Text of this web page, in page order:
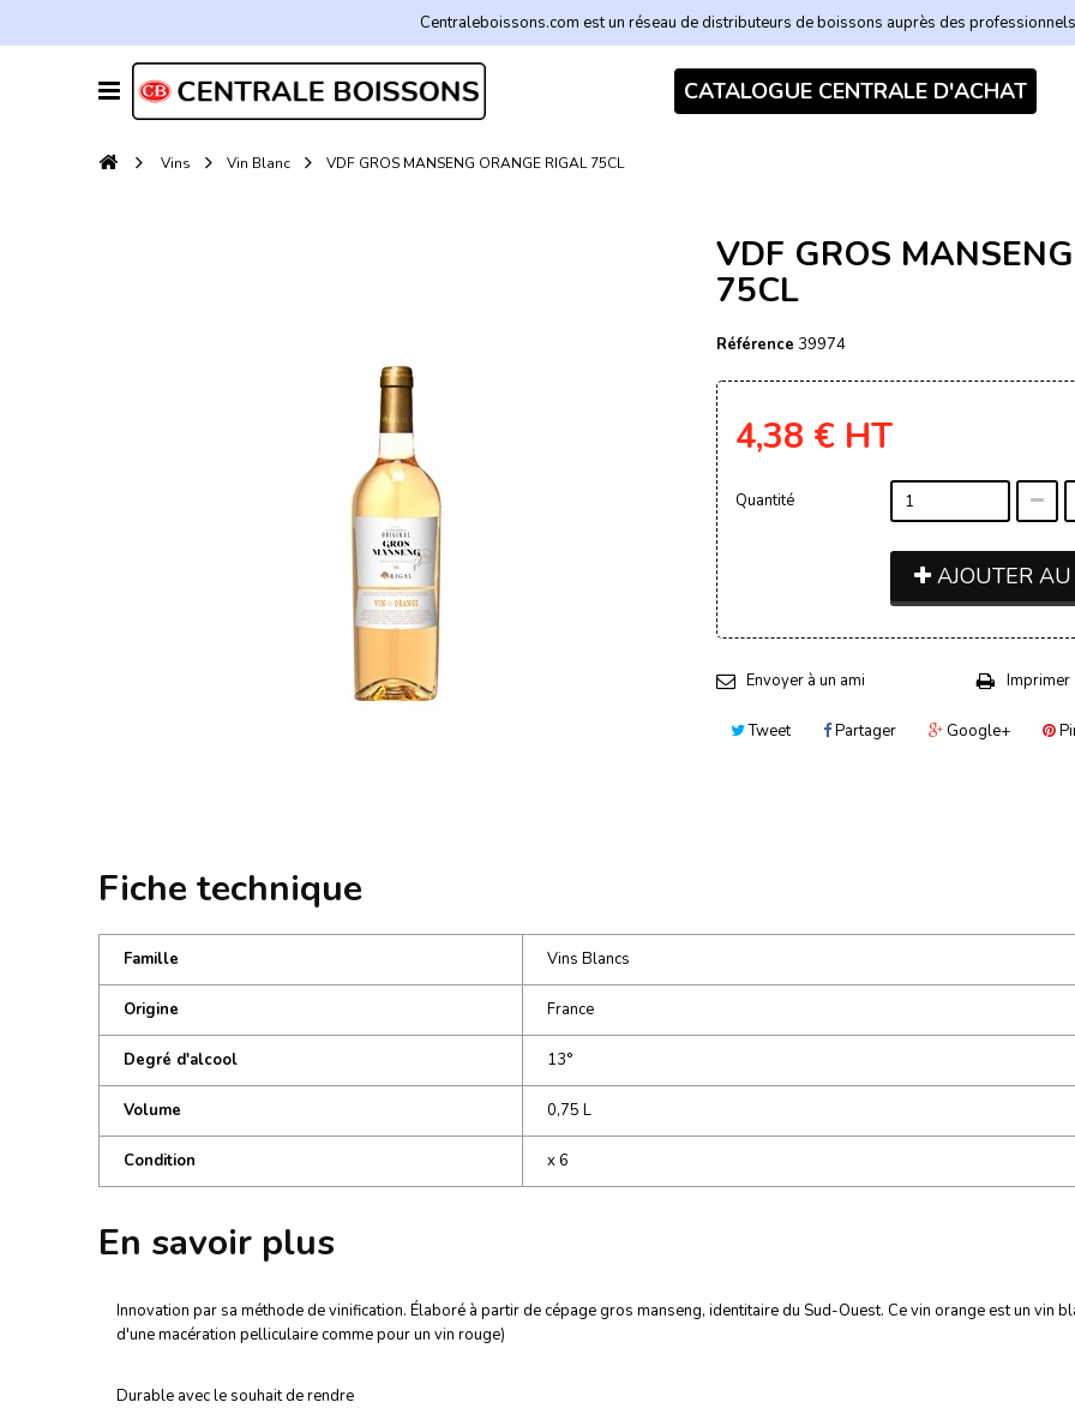
Centraleboissons.com est un réseau de distributeurs de boissons auprès des
CATALOGUE CENTRALE D'ACHAT
Vins Vin Blanc VDF GROS MANSENG ORANGE RIGAL 75CL
VDF GROS
75CL
Référence 39974
4,38 € HT
Quantité
AJOUTER
Envoyer à un ami Imprimer
Tweet Partager Google+
Fiche technique
Famille Vins Blancs
Origine France
Degré d'alcool 13°
Volume 0,75 L
Condition x 6
En savoir plus
Innovation par sa méthode de vinification. Élaboré à partir de cépage gros manseng, identitaire du Sud-Ouest. Ce vin orange est un vin
d'une macération pelliculaire comme pour un vin rouge)
Durable avec le souhait de rendre